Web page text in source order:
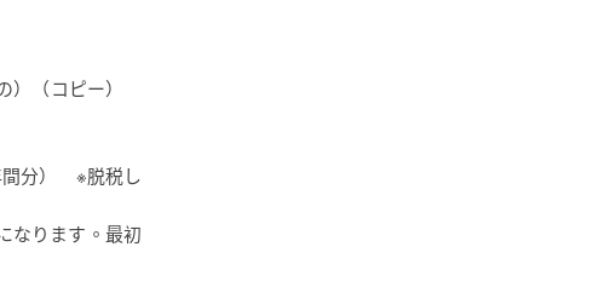
）（コピー）
間分） ※脱税し
ります。最初